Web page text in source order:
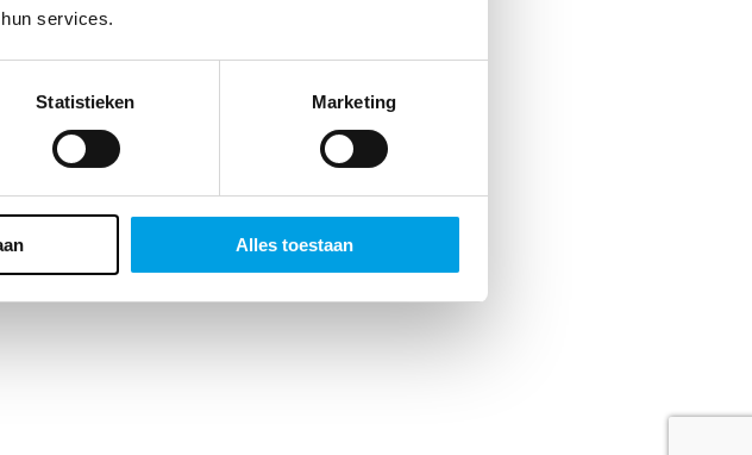
services.
Statistieken Marketing
Alles toestaan